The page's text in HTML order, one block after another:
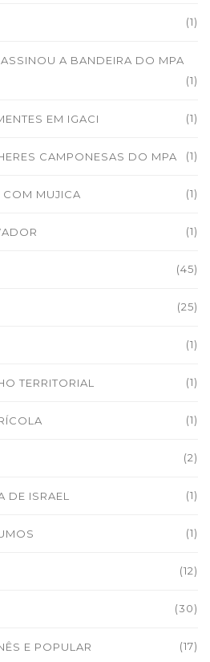
(1)
ASSINOU A BANDEIRA DO MPA
(1)
EM IGACI (1)
CAMPONESAS DO MPA (1)
MUJICA (1)
(1)
(45)
(25)
(1)
TERRITORIAL (1)
(1)
(2)
DE ISRAEL (1)
(1)
(12)
(30)
E POPULAR (17)